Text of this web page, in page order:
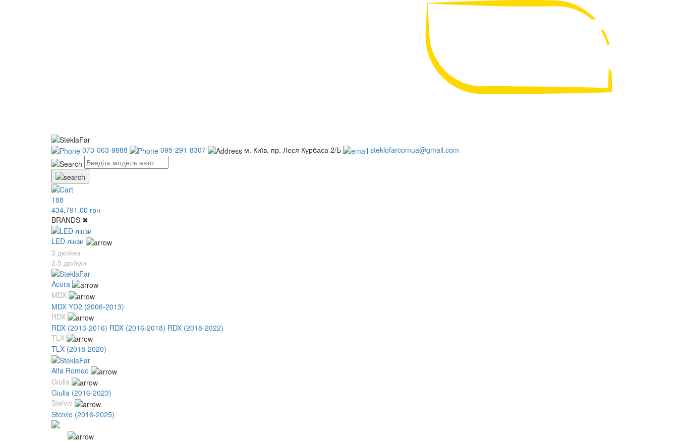
073-063-9888 095-291-8307 м. Київ, пр. Леся Курбаса 2/Б steklofarcomua@gmail.com
188
434,791.00 грн
BRANDS ✖
LED лінзи
3 дюйми
2.5 дюйми
Acura
MDX
MDX YD2 (2006-2013)
RDX
RDX (2013-2016) RDX (2016-2018) RDX (2018-2022)
TLX
TLX (2018-2020)
Alfa Romeo
Giulia
Giulia (2016-2023)
Stelvio
Stelvio (2016-2025)